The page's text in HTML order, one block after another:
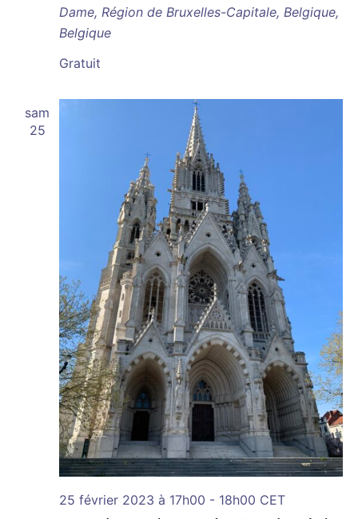
Dame, Région de Bruxelles-Capitale, Belgique,
Belgique
Gratuit
sam
25
25 février 2023 à 17h00 - 18h00 CET